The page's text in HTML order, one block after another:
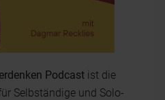
Podcast ist die
Selbständige und Solo-